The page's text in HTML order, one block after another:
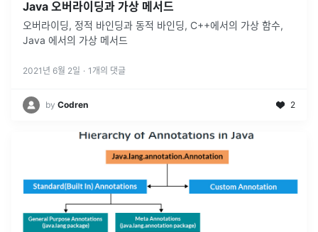
Java 오버라이딩과 가상 메서드
오버라이딩, 정적 바인딩과 동적 바인딩, C++에서의 가상 함수,
Java 에서의 가상 메서드
2021년 6월 2일 · 1 개의 댓글
by Codren 2